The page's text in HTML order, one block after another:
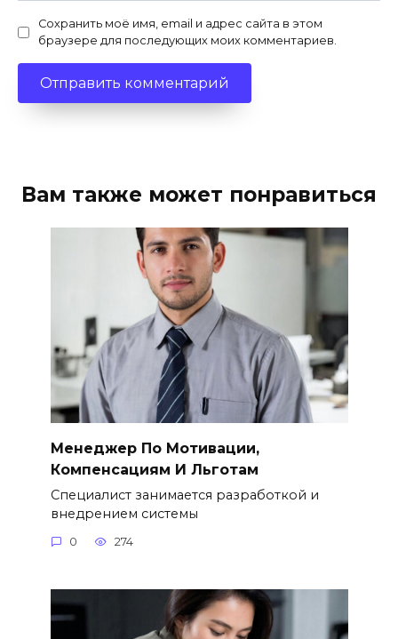
Сохранить моё имя, email и адрес сайта в этом
браузере для последующих моих комментариев.
Вам также может понравиться
Менеджер По Мотивации,
Компенсациям И Льготам
Специалист занимается разработкой и
внедрением системы
0 274